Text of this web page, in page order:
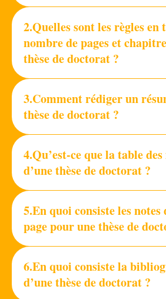
2.Quelles sont les règles en
nombre de pages et
thèse de doctorat ?
3.Comment rédiger un
thèse de doctorat ?
4.Qu’est-ce que la table
d’une thèse de doctorat ?
5.En quoi consiste les notes
page pour une thèse de
6.En quoi consiste la
d’une thèse de doctorat ?